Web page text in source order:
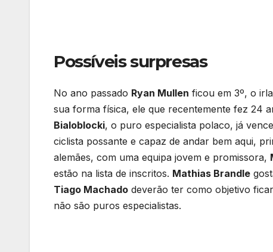
Possíveis surpresas
No ano passado Ryan Mullen ficou em 3º, o
sua forma física, ele que recentemente fez 24
Bialoblocki, o puro especialista polaco, já
ciclista possante e capaz de andar bem aqui,
alemães, com uma equipa jovem e promissora,
estão na lista de inscritos. Mathias Brandle
Tiago Machado deverão ter como objetivo
não são puros especialistas.